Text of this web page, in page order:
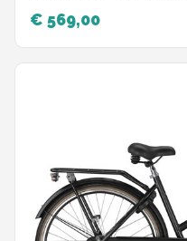
€ 569,00